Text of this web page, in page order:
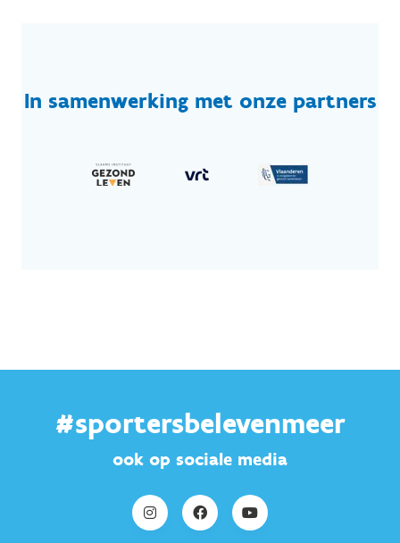
In samenwerking met onze partners
#sportersbelevenmeer
ook op sociale media